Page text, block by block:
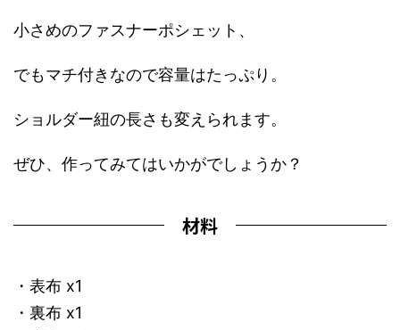
小さめのファスナーポシェット、
でもマチ付きなので容量はたっぷり。
ショルダー紐の長さも変えられます。
ぜひ、作ってみてはいかがでしょうか？
材料
・表布 x1
・裏布 x1